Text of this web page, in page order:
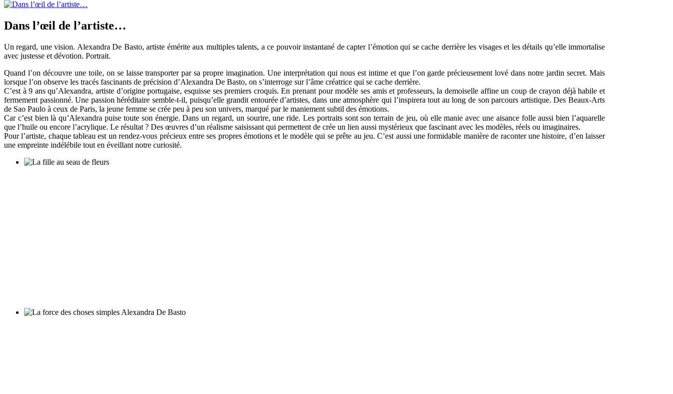
Dans l’œil de l’artiste…
Un regard, une vision. Alexandra De Basto, artiste émérite aux multiples talents, a ce pouvoir instantané de capter l’émotion qui se cache derrière les visages et les détails qu’elle immortalise
avec justesse et dévotion. Portrait.
Quand l’on découvre une toile, on se laisse transporter par sa propre imagination. Une interprétation qui nous est intime et que l’on garde précieusement lové dans notre jardin secret. Mais
lorsque l’on observe les tracés fascinants de précision d’Alexandra De Basto, on s’interroge sur l’âme créatrice qui se cache derrière.
C’est à 9 ans qu’Alexandra, artiste d’origine portugaise, esquisse ses premiers croquis. En prenant pour modèle ses amis et professeurs, la demoiselle affine un coup de crayon déjà habile et
fermement passionné. Une passion héréditaire semble-t-il, puisqu’elle grandit entourée d’artistes, dans une atmosphère qui l’inspirera tout au long de son parcours artistique. Des Beaux-Arts
de Sao Paulo à ceux de Paris, la jeune femme se crée peu à peu son univers, marqué par le maniement subtil des émotions.
Car c’est bien là qu’Alexandra puise toute son énergie. Dans un regard, un sourire, une ride. Les portraits sont son terrain de jeu, où elle manie avec une aisance folle aussi bien l’aquarelle
que l’huile ou encore l’acrylique. Le résultat ? Des œuvres d’un réalisme saisissant qui permettent de crée un lien aussi mystérieux que fascinant avec les modèles, réels ou imaginaires.
Pour l’artiste, chaque tableau est un rendez-vous précieux entre ses propres émotions et le modèle qui se prête au jeu. C’est aussi une formidable manière de raconter une histoire, d’en laisser
une empreinte indélébile tout en éveillant notre curiosité.